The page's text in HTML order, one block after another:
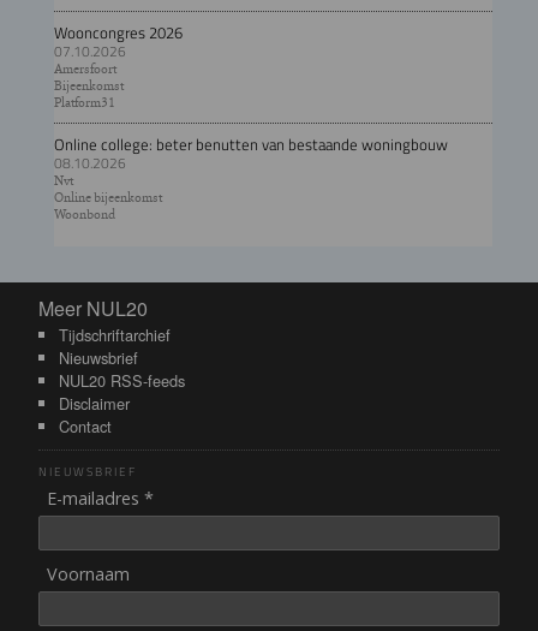
Wooncongres 2026
07.10.2026
Amersfoort
Bijeenkomst
Platform31
Online college: beter benutten van bestaande woningbouw
08.10.2026
Nvt
Online bijeenkomst
Woonbond
Meer NUL20
Meer NUL20
Tijdschriftarchief
Nieuwsbrief
NUL20 RSS-feeds
Disclaimer
Contact
NIEUWSBRIEF
E-mailadres *
Voornaam